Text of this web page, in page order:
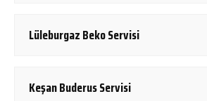
Lüleburgaz Beko Servisi
Keşan Buderus Servisi